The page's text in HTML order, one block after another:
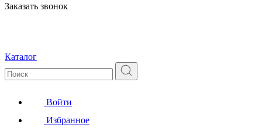
Заказать звонок
Каталог
Войти
Избранное